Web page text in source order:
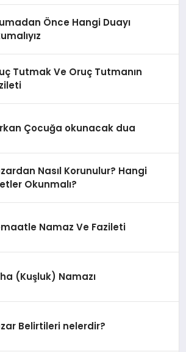
Önce Hangi Duayı
Tutmak Ve Oruç Tutmanın
Çocuğa okunacak dua
Nasıl Korunulur? Hangi
Okunmalı?
Namaz Ve Fazileti
(Kuşluk) Namazı
Belirtileri nelerdir?